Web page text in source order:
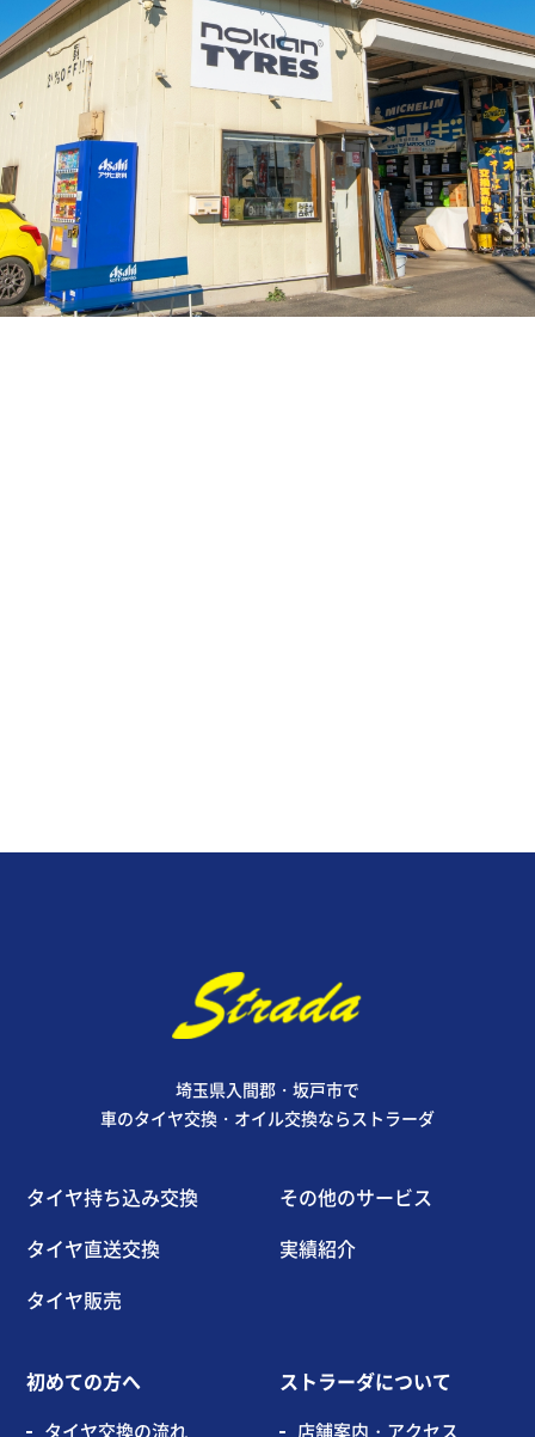
埼玉県入間郡・坂戸市で
車のタイヤ交換・オイル交換ならストラーダ
タイヤ持ち込み交換
タイヤ直送交換
タイヤ販売
その他のサービス
実績紹介
初めての方へ
タイヤ交換の流れ
ストラーダについて
店舗案内・アクセス